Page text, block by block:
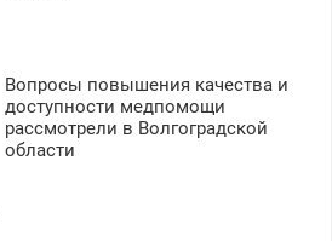
Вопросы повышения качества и
доступности медпомощи
рассмотрели в Волгоградской
области